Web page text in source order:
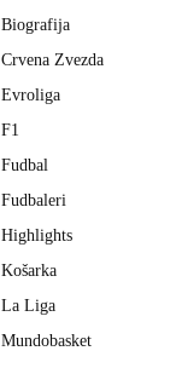
Biografija
Crvena Zvezda
Evroliga
F1
Fudbal
Fudbaleri
Highlights
Košarka
La Liga
Mundobasket